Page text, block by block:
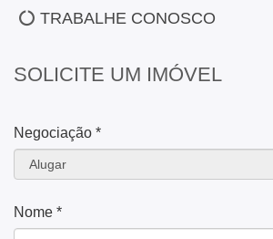
TRABALHE CONOSCO
SOLICITE UM IMÓVEL
Negociação *
Nome *